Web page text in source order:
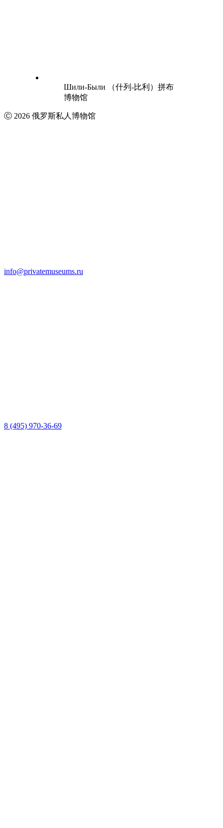
Шили-Были （什列-比利）拼布
博物馆
Ⓒ 2026 俄罗斯私人博物馆
info@privatemuseums.ru
8 (495) 970-36-69